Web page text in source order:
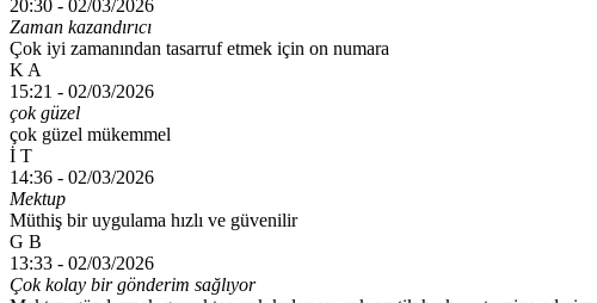
20:30 - 02/03/2026
Zaman kazandırıcı
Çok iyi zamanından tasarruf etmek için on numara
K A
15:21 - 02/03/2026
çok güzel
çok güzel mükemmel
İ T
14:36 - 02/03/2026
Mektup
Müthiş bir uygulama hızlı ve güvenilir
G B
13:33 - 02/03/2026
Çok kolay bir gönderim sağlıyor